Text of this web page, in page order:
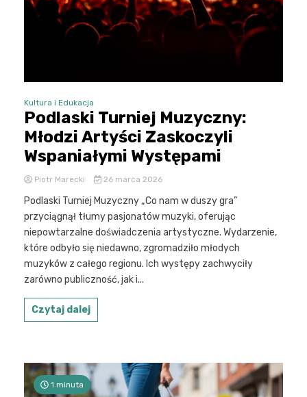
Kultura i Edukacja
Podlaski Turniej Muzyczny:
Młodzi Artyści Zaskoczyli
Wspaniałymi Występami
Piotr Marecki 26 marca 2026
Podlaski Turniej Muzyczny „Co nam w duszy gra”
przyciągnął tłumy pasjonatów muzyki, oferując
niepowtarzalne doświadczenia artystyczne. Wydarzenie,
które odbyło się niedawno, zgromadziło młodych
muzyków z całego regionu. Ich występy zachwyciły
zarówno publiczność, jak i...
Czytaj dalej
1 minuta